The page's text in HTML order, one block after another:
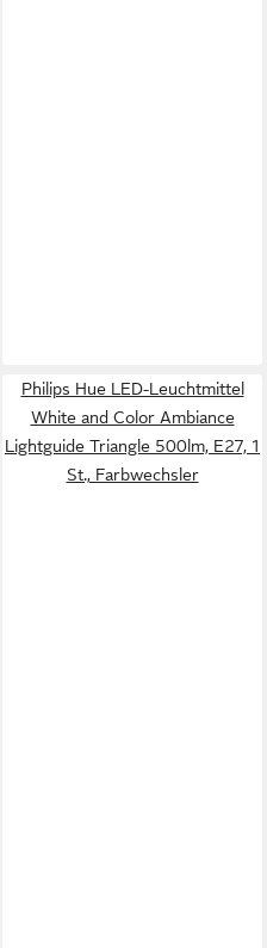
Philips Hue LED-Leuchtmittel
White and Color Ambiance
Lightguide Triangle 500lm, E27, 1
St., Farbwechsler